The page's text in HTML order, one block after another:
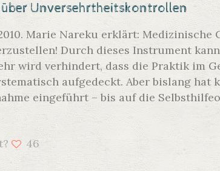
über Unversehrtheitskontrollen
Marie Nareku erklärt:
Durch dieses Instrument
wird verhindert, dass die Praktik im
aufgedeckt. Aber bislang
eingeführt – bis auf die
46